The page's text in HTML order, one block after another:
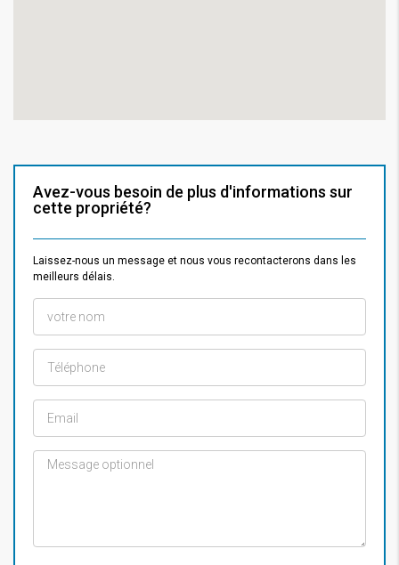
Avez-vous besoin de plus d'informations sur
cette propriété?
Laissez-nous un message et nous vous recontacterons dans les
meilleurs délais.